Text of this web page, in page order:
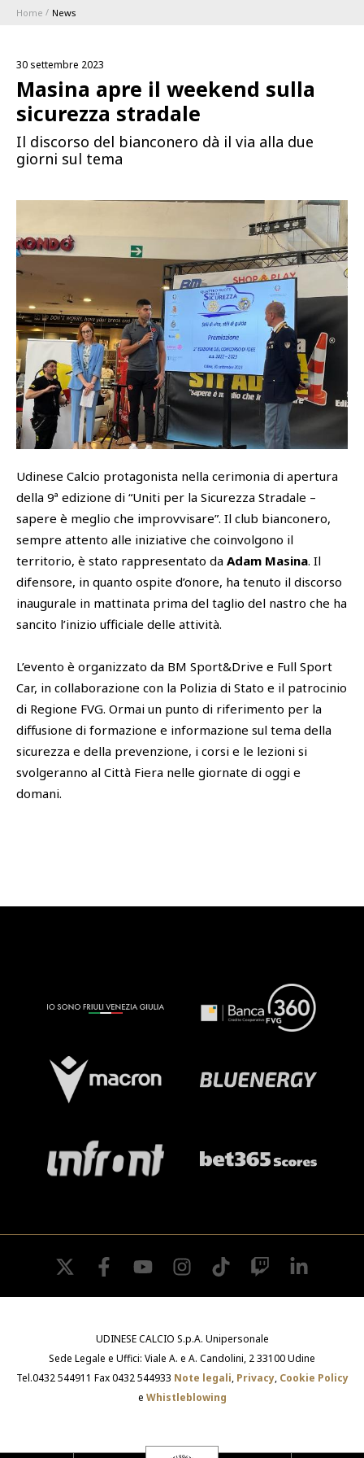
1896 MEMBERSHIP PROGRAM
STAGIONE
Calendari e Risultati
Classifiche
Cattedra Universidad Europea
Esports
BLUENERGY STADIUM
MEETING CENTER
SPONSOR
SQUADRE
SHOP
PHOTOGALLERY
Home News
30 settembre 2023
Masina apre il weekend sulla
sicurezza stradale
Il discorso del bianconero dà il via alla due
giorni sul tema
Udinese Calcio protagonista nella cerimonia di apertura
della 9ª edizione di “Uniti per la Sicurezza Stradale –
sapere è meglio che improvvisare”. Il club bianconero,
sempre attento alle iniziative che coinvolgono il
territorio, è stato rappresentato da Adam Masina. Il
difensore, in quanto ospite d’onore, ha tenuto il discorso
inaugurale in mattinata prima del taglio del nastro che ha
sancito l’inizio ufficiale delle attività.
L’evento è organizzato da BM Sport&Drive e Full Sport
Car, in collaborazione con la Polizia di Stato e il patrocinio
di Regione FVG. Ormai un punto di riferimento per la
diffusione di formazione e informazione sul tema della
sicurezza e della prevenzione, i corsi e le lezioni si
svolgeranno al Città Fiera nelle giornate di oggi e
domani.
twitter facebookyoutube instagramtiktok twitch
UDINESE CALCIO S.p.A. Unipersonale
Sede Legale e Uffici: Viale A. e A. Candolini, 2 33100 Udine
Tel.0432 544911 Fax 0432 544933 Note legali, Privacy, Cookie Policy
e Whistleblowing